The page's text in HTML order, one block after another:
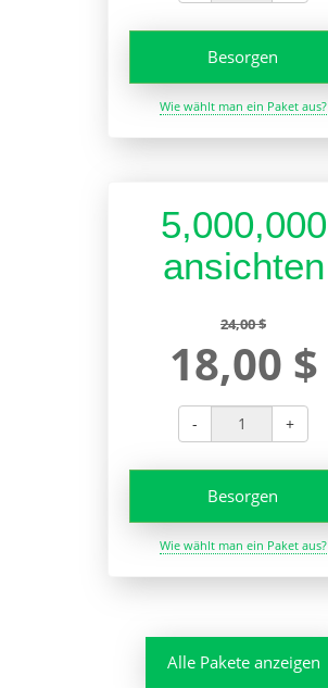
Besorgen
Wie wählt man ein Paket aus?
5,000,000
ansichten
24,00 $
18,00 $
- +
Besorgen
Wie wählt man ein Paket aus?
Alle Pakete anzeigen